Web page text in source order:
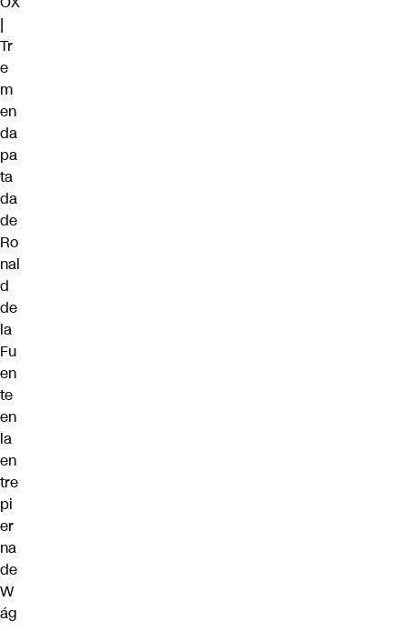
|
Tr
e
m
en
da
pa
ta
da
de
Ro
nal
d
de
la
Fu
en
te
en
la
en
tre
pi
er
na
de
W
ág